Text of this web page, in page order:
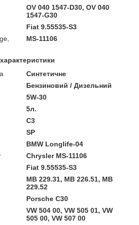
OV 040 1547-D30, OV 040
1547-G30
Fiat 9.55535-S3
MS-11106
Синтетичне
Бензиновий / Дизельний
5W-30
5л.
С3
SP
BMW Longlife-04
Chrysler MS-11106
Fiat 9.55535-S3
MB 229.31, MB 226.51, MB
229.52
Porsche C30
VW 504 00, VW 505 01, VW
505 00, VW 507 00